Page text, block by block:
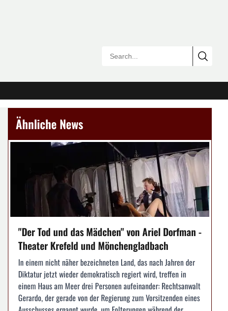
Ähnliche News
"Der Tod und das Mädchen" von Ariel Dorfman -
Theater Krefeld und Mönchengladbach
In einem nicht näher bezeichneten Land, das nach Jahren der
Diktatur jetzt wieder demokratisch regiert wird, treffen in
einem Haus am Meer drei Personen aufeinander: Rechtsanwalt
Gerardo, der gerade von der Regierung zum Vorsitzenden eines